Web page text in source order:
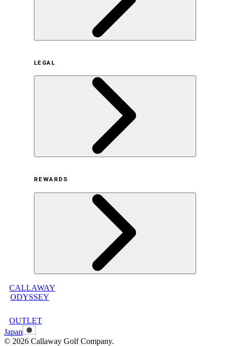
サステナビリティの取り組み（日本）
サステナビリティの取り組み（米国/英語）
ヒストリー
採用情報
LEGAL
オンラインストア利用規約
プライバシーポリシー
特定商取引法に基づく表示
古物営業法に基づく表示
REWARDS
CALLAWAY
ODYSSEY
OUTLET
Japan
© 2026 Callaway Golf Company.